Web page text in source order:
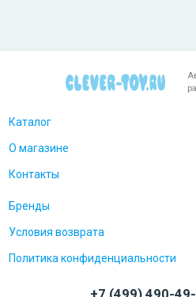
Каталог
О магазине
Контакты
Бренды
Условия возврата
Политика конфиденциальности
+7 (499) 490-